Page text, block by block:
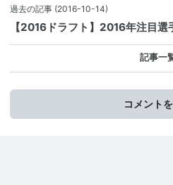
過去の記事 (2016-10-14)
【2016ドラフト】2016年注目
記事一
コメント